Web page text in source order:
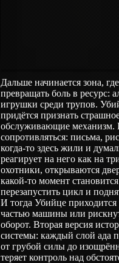
Дальше начинается зона,
превращать боль в ресурс:
игрушки среди трупов.
придётся признать
обслуживающие механизм.
сопротивляться: письма,
когда‑то здесь жили и
реагирует на него как на
охотники, открываются
какой‑то момент
перезапустить цикл и
И тогда Убийце приходится
частью машины или
оборот. Вторая версия
системы: каждый слой ада
от грубой силы до
теряет контроль над